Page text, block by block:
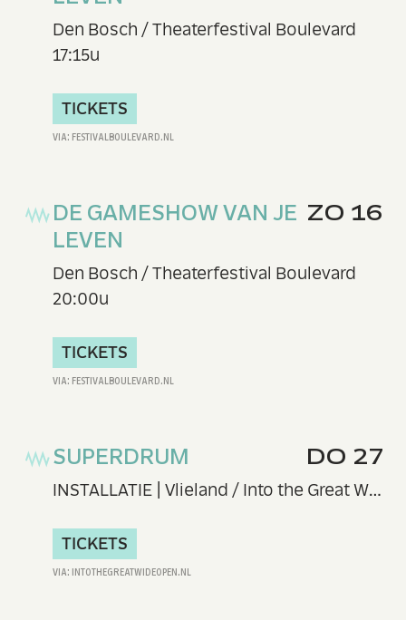
Den Bosch / Theaterfestival Boulevard
17:15u
TICKETS
ZO 16
DE GAMESHOW VAN JE
LEVEN
Den Bosch / Theaterfestival Boulevard
20:00u
TICKETS
DO 27
SUPERDRUM
INSTALLATIE | Vlieland / Into the Great Wide Open
TICKETS